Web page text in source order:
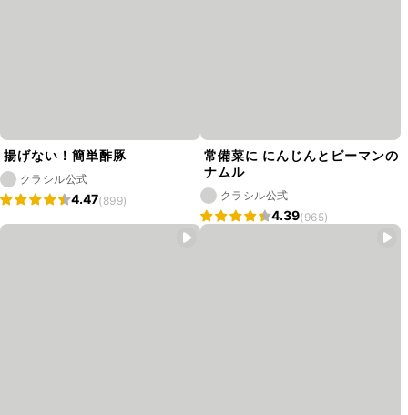
揚げない！簡単酢豚
クラシル公式
4.47(899)
常備菜に にんじんとピーマンの
ナムル
クラシル公式
4.39(965)